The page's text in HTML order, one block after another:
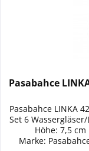
Pasabahce
Pasabahce LINKA
Set 6
Höhe: 7,5
Marke: